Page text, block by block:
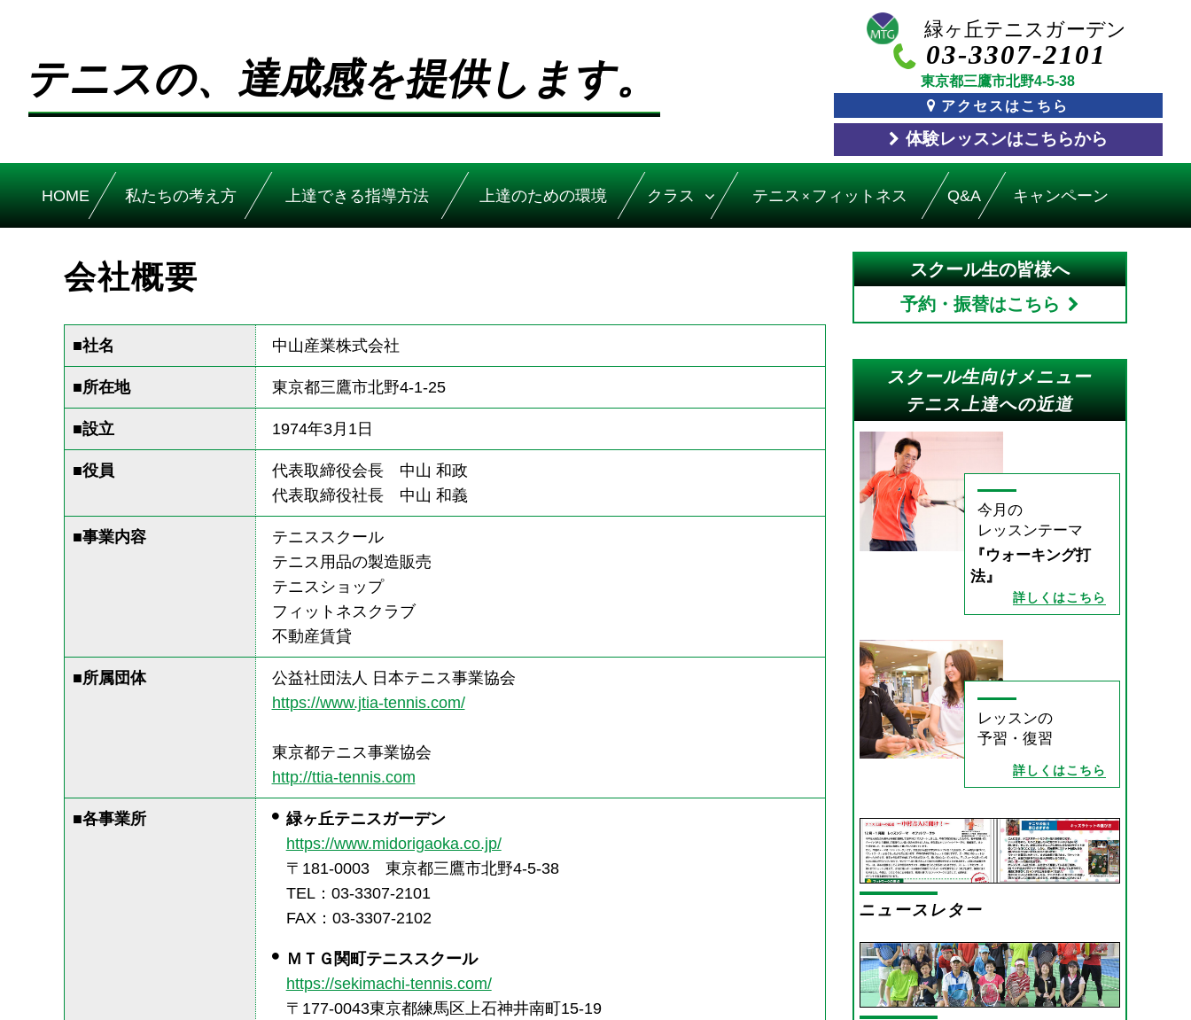
テニスの、達成感を提供します。
03-3307-2101
東京都三鷹市北野4-5-38
アクセスはこちら
体験レッスンはこちらから
HOME 私たちの考え方 上達できる指導方法 上達のための環境 クラス テニス × フィットネス Q&A キャンペーン
会社概要
■社名 中山産業株式会社
■所在地 東京都三鷹市北野4-1-25
■設立 1974年3月1日
■役員
代表取締役会長 中山 和政
代表取締役社長 中山 和義
■事業内容
テニススクール
テニス用品の製造販売
テニスショップ
フィットネスクラブ
不動産賃貸
■所属団体
公益社団法人 日本テニス事業協会
https://www.jtia-tennis.com/
東京都テニス事業協会
http://ttia-tennis.com
■各事業所
緑ヶ丘テニスガーデン
https://www.midorigaoka.co.jp/
〒181-0003 東京都三鷹市北野4-5-38
TEL：03-3307-2101
FAX：03-3307-2102
ＭＴＧ関町テニススクール
https://sekimachi-tennis.com/
〒177-0043東京都練馬区上石神井南町15-19
スクール生の皆様へ
予約・振替はこちら
スクール生向けメニュー
テニス上達への近道
今月の
レッスンテーマ
『ウォーキング打
法』
詳しくはこちら
レッスンの
予習・復習
詳しくはこちら
ニュースレター